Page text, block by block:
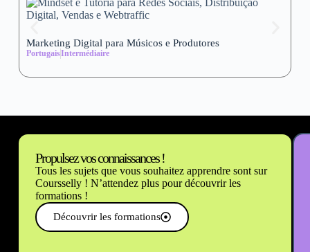
Marketing Digital para Músicos e Produtores
PortugaisIntermédiaire
Propulsez vos connaissances !
Tous les sujets que vous souhaitez apprendre sont sur
Coursselly ! N’attendez plus pour découvrir les
formations !
Découvrir les formations